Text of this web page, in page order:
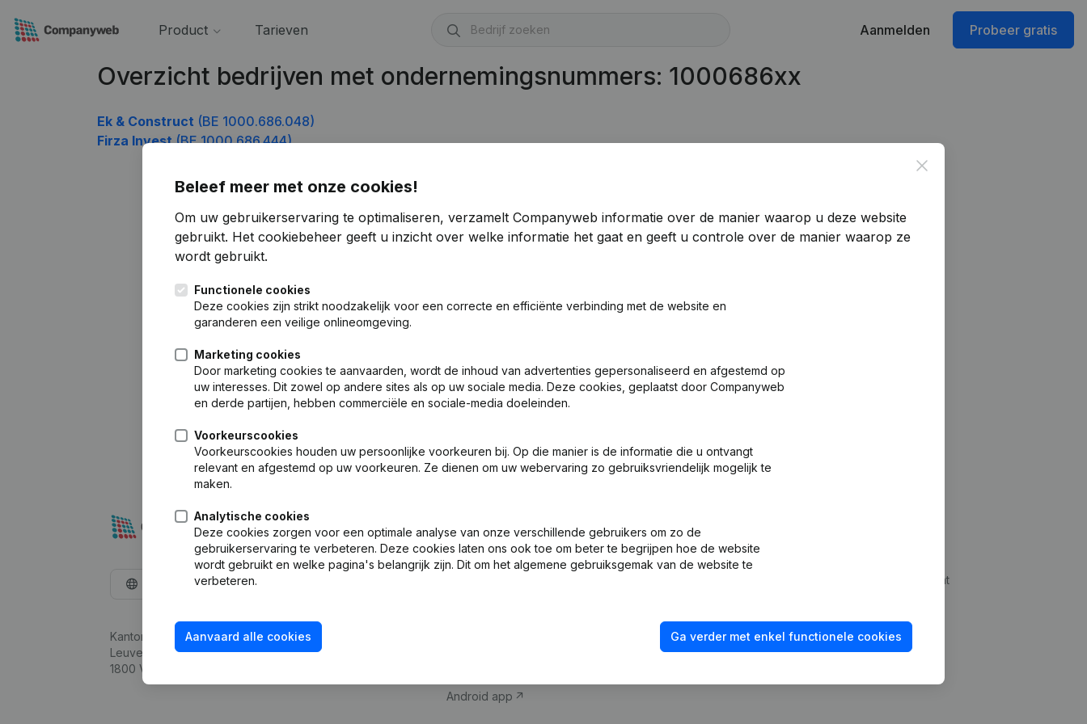
Product Tarieven Aanmelden Probeer gratis
Overzicht bedrijven met ondernemingsnummers: 1000686xx
Ek & Construct (BE 1000.686.048)
Firza Invest(BE 1000.686.444)
Close
Beleef meer met onze cookies!
Om uw gebruikerservaring te optimaliseren, verzamelt Companyweb informatie over de manier waarop u deze website
gebruikt. Het cookiebeheer geeft u inzicht over welke informatie het gaat en geeft u controle over de manier waarop ze
wordt gebruikt.
Functionele cookies
Deze cookies zijn strikt noodzakelijk voor een correcte en efficiënte verbinding met de website en
garanderen een veilige onlineomgeving.
Marketing cookies
Door marketing cookies te aanvaarden, wordt de inhoud van advertenties gepersonaliseerd en afgestemd op
uw interesses. Dit zowel op andere sites als op uw sociale media. Deze cookies, geplaatst door Companyweb
en derde partijen, hebben commerciële en sociale-media doeleinden.
Voorkeurscookies
Voorkeurscookies houden uw persoonlijke voorkeuren bij. Op die manier is de informatie die u ontvangt
relevant en afgestemd op uw voorkeuren. Ze dienen om uw webervaring zo gebruiksvriendelijk mogelijk te
maken.
Analytische cookies
Deze cookies zorgen voor een optimale analyse van onze verschillende gebruikers om zo de
gebruikerservaring te verbeteren. Deze cookies laten ons ook toe om beter te begrijpen hoe de website
wordt gebruikt en welke pagina's belangrijk zijn. Dit om het algemene gebruiksgemak van de website te
verbeteren.
Aanvaard alle cookies Ga verder met enkel functionele cookies
Nederlands
Kantorenpark Everest
Leuvensesteenweg 248D,
1800 Vilvoorde
Bedrijfsinformatie
Android app
Compliance & fraudepreventie
Kredietwaardigheid checken
Integraties op maat
Contact